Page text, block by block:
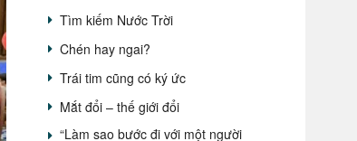
Tìm kiếm Nước Trời
Chén hay ngai?
Trái tim cũng có ký ức
Mắt đổi – thế giới đổi
“Làm sao bước đi với một người